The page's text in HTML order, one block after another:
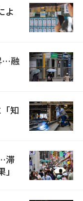
よ
…融
知
滞